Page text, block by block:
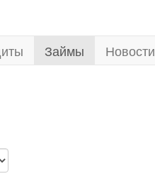
Займы Новости